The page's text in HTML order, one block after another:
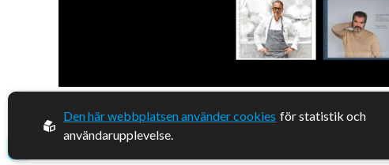
© 2026, Enterprise Magazine
Den här webbplatsen använder cookies för statistik och
användarupplevelse.